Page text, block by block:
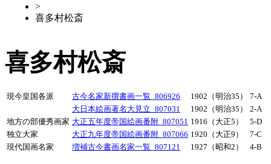
>
喜多村松斎
喜多村松斎
現今皇国各派 古今名家新撰書画一覧_806926 1902（明治35）
7-A
大日本絵画著名大見立_807031
1902（明治35）
2-A
地方の部優秀画家 大正五年度帝国絵画番附_807051 1916（大正5）
5-D
独立大家
大正九年度帝国絵画番附_807066 1920（大正9）
7-C
現代国画名家
増補古今書画名家一覧_807121 1927（昭和2） 4-B